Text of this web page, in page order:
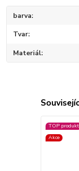
barva
Tvar
Materiál
TOP produkt
Akce